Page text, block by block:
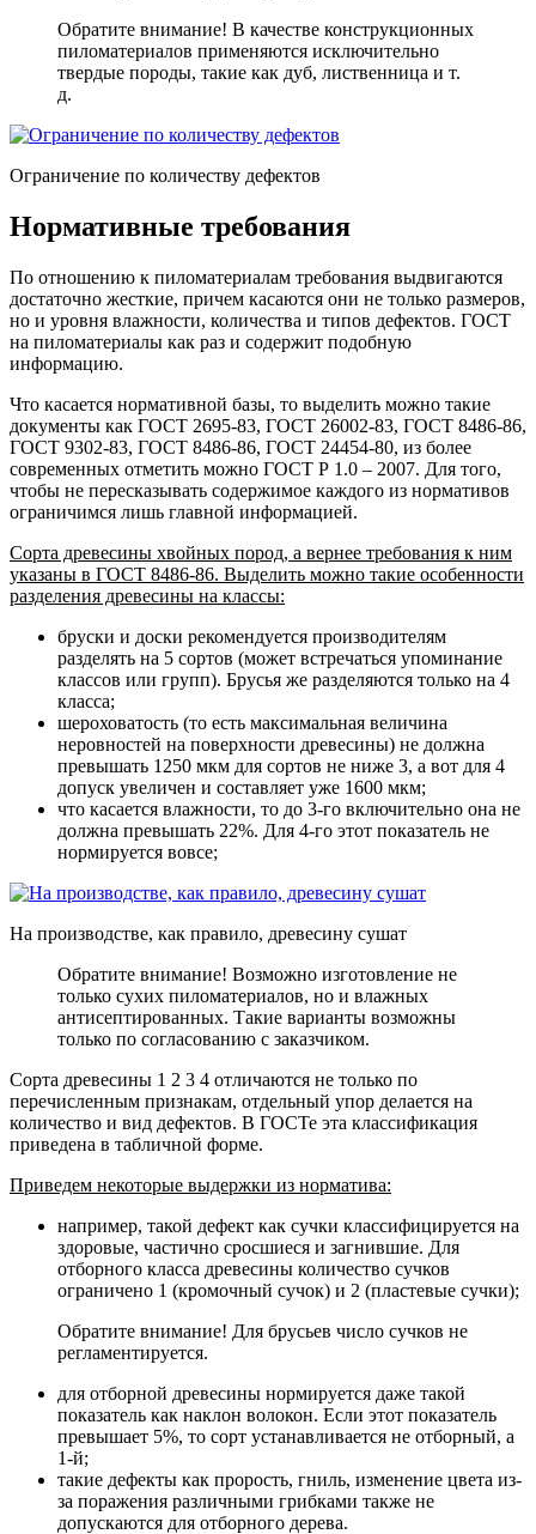
Обратите внимание! В качестве конструкционных
пиломатериалов применяются исключительно
твердые породы, такие как дуб, лиственница и т.
д.
Ограничение по количеству дефектов
Нормативные требования
По отношению к пиломатериалам требования выдвигаются
достаточно жесткие, причем касаются они не только размеров,
но и уровня влажности, количества и типов дефектов. ГОСТ
на пиломатериалы как раз и содержит подобную
информацию.
Что касается нормативной базы, то выделить можно такие
документы как ГОСТ 2695-83, ГОСТ 26002-83, ГОСТ 8486-86,
ГОСТ 9302-83, ГОСТ 8486-86, ГОСТ 24454-80, из более
современных отметить можно ГОСТ Р 1.0 – 2007. Для того,
чтобы не пересказывать содержимое каждого из нормативов
ограничимся лишь главной информацией.
Сорта древесины хвойных пород, а вернее требования к ним
указаны в ГОСТ 8486-86. Выделить можно такие особенности
разделения древесины на классы:
бруски и доски рекомендуется производителям
разделять на 5 сортов (может встречаться упоминание
классов или групп). Брусья же разделяются только на 4
класса;
шероховатость (то есть максимальная величина
неровностей на поверхности древесины) не должна
превышать 1250 мкм для сортов не ниже 3, а вот для 4
допуск увеличен и составляет уже 1600 мкм;
что касается влажности, то до 3-го включительно она не
должна превышать 22%. Для 4-го этот показатель не
нормируется вовсе;
На производстве, как правило, древесину сушат
Обратите внимание! Возможно изготовление не
только сухих пиломатериалов, но и влажных
антисептированных. Такие варианты возможны
только по согласованию с заказчиком.
Сорта древесины 1 2 3 4 отличаются не только по
перечисленным признакам, отдельный упор делается на
количество и вид дефектов. В ГОСТе эта классификация
приведена в табличной форме.
Приведем некоторые выдержки из норматива:
например, такой дефект как сучки классифицируется на
здоровые, частично сросшиеся и загнившие. Для
отборного класса древесины количество сучков
ограничено 1 (кромочный сучок) и 2 (пластевые сучки);
Обратите внимание! Для брусьев число сучков не
регламентируется.
для отборной древесины нормируется даже такой
показатель как наклон волокон. Если этот показатель
превышает 5%, то сорт устанавливается не отборный, а
1-й;
такие дефекты как прорость, гниль, изменение цвета из-
за поражения различными грибками также не
допускаются для отборного дерева.